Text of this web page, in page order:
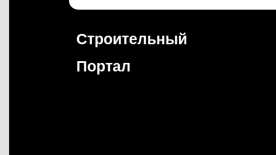
Строительный
Портал